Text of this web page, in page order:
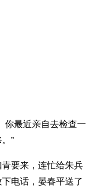
你最近亲自去检查一
”
要来，连忙给朱兵
电话，晏春平送了